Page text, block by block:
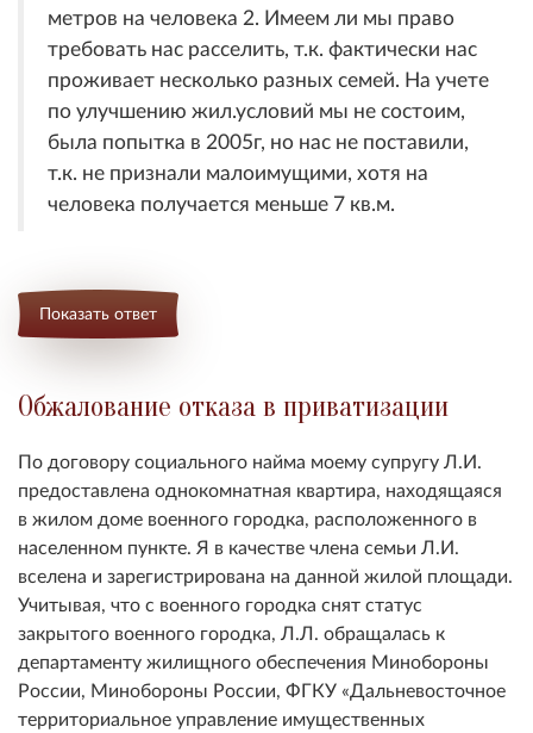
метров на человека 2. Имеем ли мы право
требовать нас расселить, т.к. фактически нас
проживает несколько разных семей. На учете
по улучшению жил.условий мы не состоим,
была попытка в 2005г, но нас не поставили,
т.к. не признали малоимущими, хотя на
человека получается меньше 7 кв.м.
Показать ответ
Обжалование отказа в приватизации
По договору социального найма моему супругу Л.И.
предоставлена однокомнатная квартира, находящаяся
в жилом доме военного городка, расположенного в
населенном пункте. Я в качестве члена семьи Л.И.
вселена и зарегистрирована на данной жилой площади.
Учитывая, что с военного городка снят статус
закрытого военного городка, Л.Л. обращалась к
департаменту жилищного обеспечения Минобороны
России, Минобороны России, ФГКУ «Дальневосточное
территориальное управление имущественных